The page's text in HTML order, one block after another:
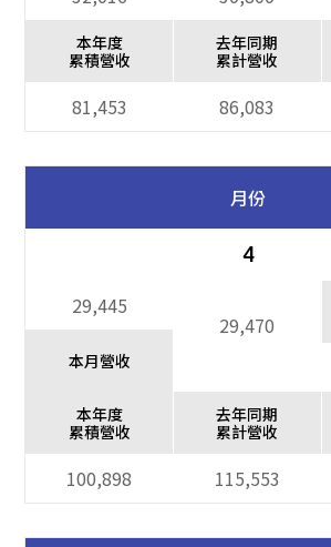
本年度
累積營收
81,453
去年同期
累計營收
86,083
月份
4
29,445
本月營收
29,470
本年度
累積營收
100,898
去年同期
累計營收
115,553